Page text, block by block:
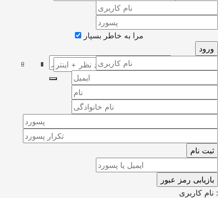
مرا به خاطر بسپار
نام کاربری :